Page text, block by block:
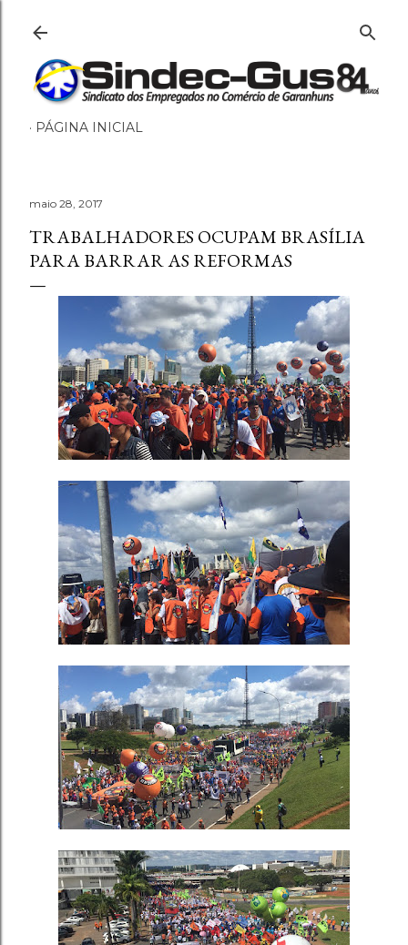
PÁGINA INICIAL
maio 28, 2017
TRABALHADORES OCUPAM BRASÍLIA
PARA BARRAR AS REFORMAS